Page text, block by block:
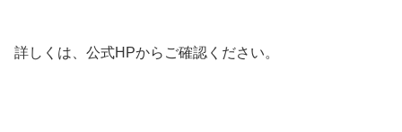
詳しくは、公式HPからご確認ください。